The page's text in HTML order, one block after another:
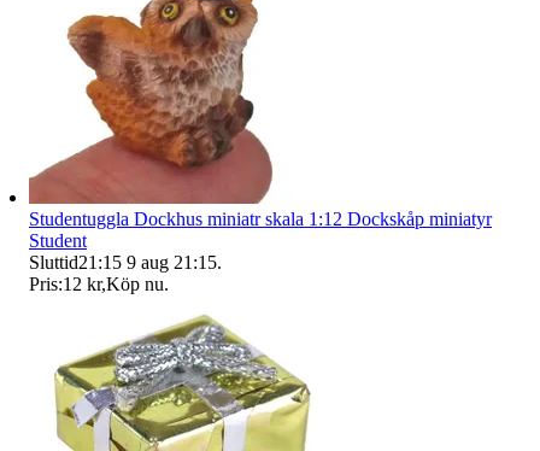
Studentuggla Dockhus miniatr skala 1:12 Dockskåp miniatyr
Student
Sluttid21:15 9 aug 21:15.
Pris:12 kr,Köp nu.